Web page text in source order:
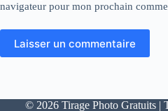
navigateur pour mon prochain
Laisser un commentaire
© 2026 Tirage Photo Gratuits |